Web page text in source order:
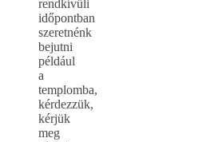
rendkívüli
időpontban
szeretnénk
bejutni
például
a
templomba,
kérdezzük,
kérjük
meg